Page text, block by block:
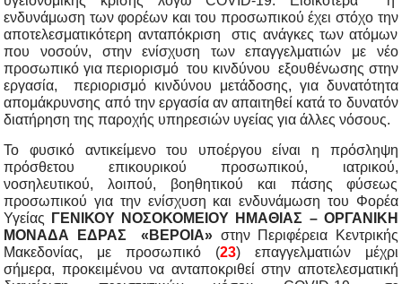
ενδυνάμωση των φορέων και του προσωπικού έχει στόχο την
αποτελεσματικότερη ανταπόκριση στις ανάγκες των ατόμων
που νοσούν, στην ενίσχυση των επαγγελματιών με νέο
προσωπικό για περιορισμό του κινδύνου εξουθένωσης στην
εργασία, περιορισμό κινδύνου μετάδοσης, για δυνατότητα
απομάκρυνσης από την εργασία αν απαιτηθεί κατά το δυνατόν
διατήρηση της παροχής υπηρεσιών υγείας για άλλες νόσους.
Το φυσικό αντικείμενο του υποέργου είναι η πρόσληψη
πρόσθετου επικουρικού προσωπικού, ιατρικού,
νοσηλευτικού, λοιπού, βοηθητικού και πάσης φύσεως
προσωπικού για την ενίσχυση και ενδυνάμωση του Φορέα
Υγείας
ΓΕΝΙΚΟΥ ΝΟΣΟΚΟΜΕΙΟΥ ΗΜΑΘΙΑΣ – ΟΡΓΑΝΙΚΗ
ΜΟΝΑΔΑ ΕΔΡΑΣ «ΒΕΡΟΙΑ» στην Περιφέρεια Κεντρικής
Μακεδονίας, με προσωπικό (23) επαγγελματιών μέχρι
σήμερα, προκειμένου να ανταποκριθεί στην αποτελεσματική